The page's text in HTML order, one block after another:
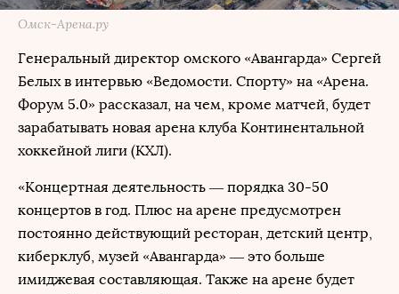
Омск-Арена.ру
Генеральный директор омского «Авангарда» Сергей
Белых в интервью «Ведомости. Спорту» на «Арена.
Форум 5.0» рассказал, на чем, кроме матчей, будет
зарабатывать новая арена клуба Континентальной
хоккейной лиги (КХЛ).
«Концертная деятельность — порядка 30-50
концертов в год. Плюс на арене предусмотрен
постоянно действующий ресторан, детский центр,
киберклуб, музей «Авангарда» — это больше
имиджевая составляющая. Также на арене будет